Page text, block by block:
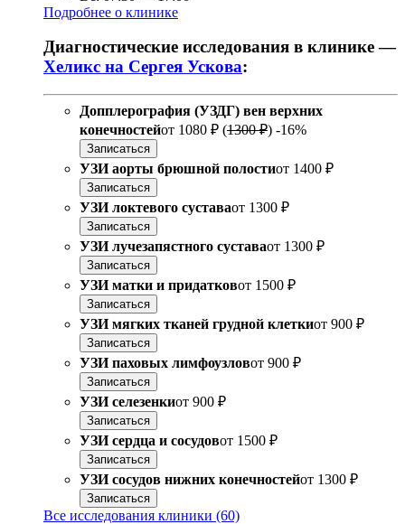
Подробнее о клинике
Диагностические исследования в клинике —
Хеликс на Сергея Ускова:
Допплерография (УЗДГ) вен верхних
конечностейот 1080 ₽ (1300 ₽) -16%
Записаться
УЗИ аорты брюшной полостиот 1400 ₽
Записаться
УЗИ локтевого суставаот 1300 ₽
Записаться
УЗИ лучезапястного суставаот 1300 ₽
Записаться
УЗИ матки и придатковот 1500 ₽
Записаться
УЗИ мягких тканей грудной клеткиот 900 ₽
Записаться
УЗИ паховых лимфоузловот 900 ₽
Записаться
УЗИ селезенкиот 900 ₽
Записаться
УЗИ сердца и сосудовот 1500 ₽
Записаться
УЗИ сосудов нижних конечностейот 1300 ₽
Записаться
Все исследования клиники (60)